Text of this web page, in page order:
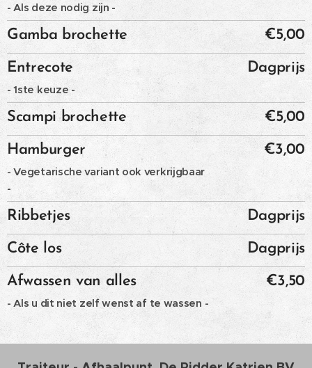
- Als deze nodig zijn -
Gamba brochette €5,00
Entrecote
- 1ste keuze -
Dagprijs
Scampi brochette €5,00
Hamburger
- Vegetarische variant ook verkrijgbaar
-
€3,00
Ribbetjes Dagprijs
Côte los Dagprijs
Afwassen van alles
- Als u dit niet zelf wenst af te wassen -
€3,50